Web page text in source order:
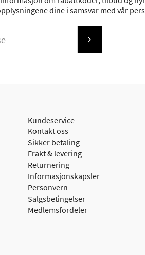
dine i samsvar med vår
Kundeservice
Kontakt oss
Sikker betaling
Frakt & levering
Returnering
Informasjonskapsler
Personvern
Salgsbetingelser
Medlemsfordeler